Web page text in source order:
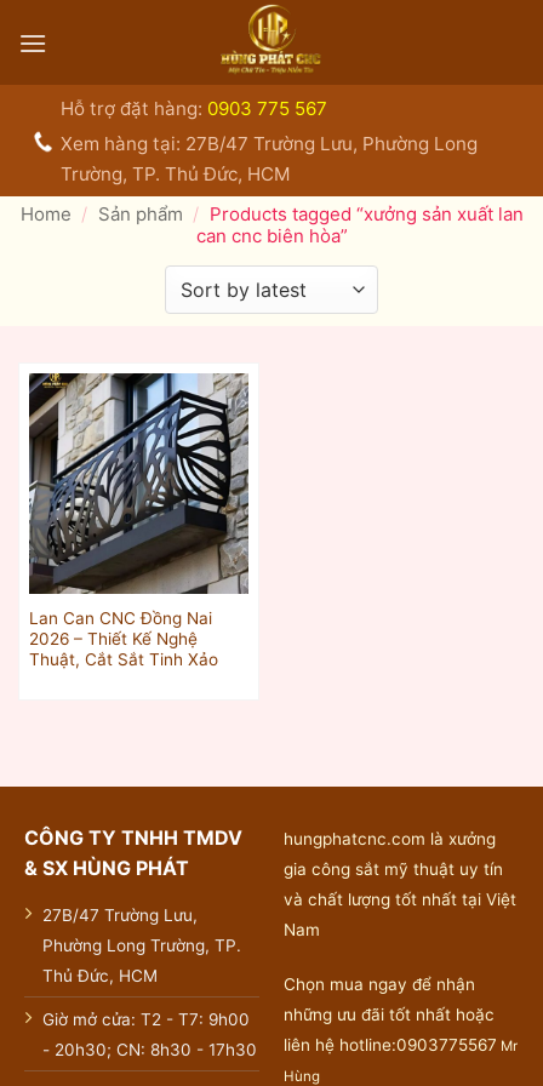
qua
Hỗ trợ đặt hàng: 0903 775 567
Xem hàng tại: 27B/47 Trường Lưu, Phường Long
Trường, TP. Thủ Đức, HCM
Home / Sản phẩm / Products tagged “xưởng sản xuất lan
can cnc biên hòa”
Lan Can CNC Đồng Nai
2026 – Thiết Kế Nghệ
Thuật, Cắt Sắt Tinh Xảo
CÔNG TY TNHH TMDV
& SX HÙNG PHÁT
27B/47 Trường Lưu,
Phường Long Trường, TP.
Thủ Đức, HCM
Giờ mở cửa: T2 - T7: 9h00
- 20h30; CN: 8h30 - 17h30
hungphatcnc.com là xưởng
gia công sắt mỹ thuật uy tín
và chất lượng tốt nhất tại Việt
Nam
Chọn mua ngay để nhận
những ưu đãi tốt nhất hoặc
liên hệ hotline:0903775567 Mr
Hùng